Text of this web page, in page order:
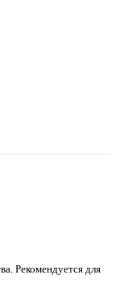
Рекомендуется для